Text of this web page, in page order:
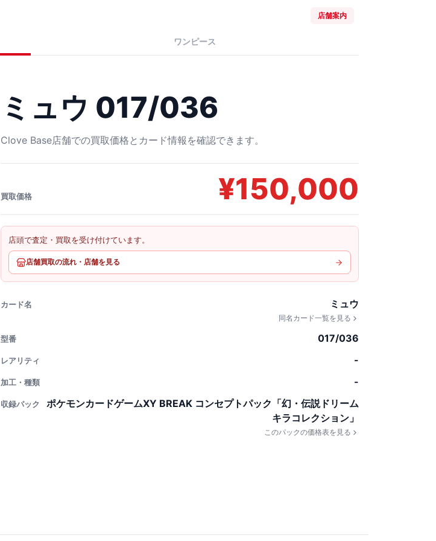
店舗案内
ワンピース
ミュウ 017/036
Clove Base店舗での買取価格とカード情報を確認できます。
買取価格 ¥150,000
店頭で査定・買取を受け付けています。
店舗買取の流れ・店舗を見る
カード名 ミュウ
同名カード一覧を見る
型番 017/036
レアリティ -
加工・種類 -
収録パック
ポケモンカードゲームXY BREAK コンセプトパック「幻・伝説ドリーム
キラコレクション」
このパックの価格表を見る